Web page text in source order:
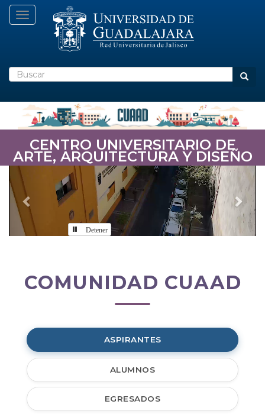
Pasar
Toggle navigation
Buscar
CENTRO UNIVERSITARIO DE
ARTE, ARQUITECTURA Y DISEÑO
Previous Next
Detener
Comunidad
COMUNIDAD CUAAD
ASPIRANTES
ALUMNOS
EGRESADOS